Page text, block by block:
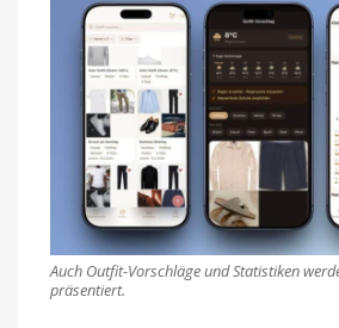
Auch Outfit-Vorschläge und Statistiken
präsentiert.